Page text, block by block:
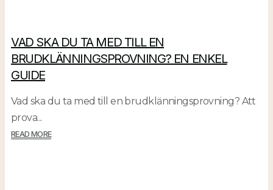
VAD SKA DU TA MED TILL EN
BRUDKLÄNNINGSPROVNING? EN ENKEL
GUIDE
Vad ska du ta med till en brudklänningsprovning? Att
prova...
READ MORE